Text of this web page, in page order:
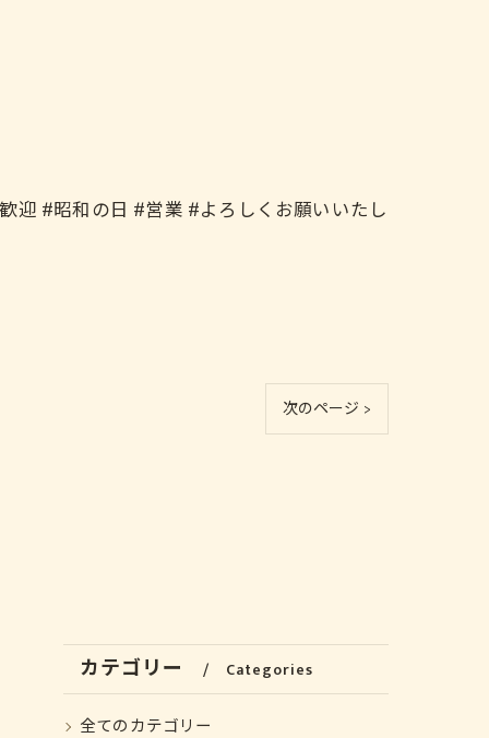
迎 #昭和の日 #営業 #よろしくお願いいたし
次のページ >
カテゴリー Categories
全てのカテゴリー